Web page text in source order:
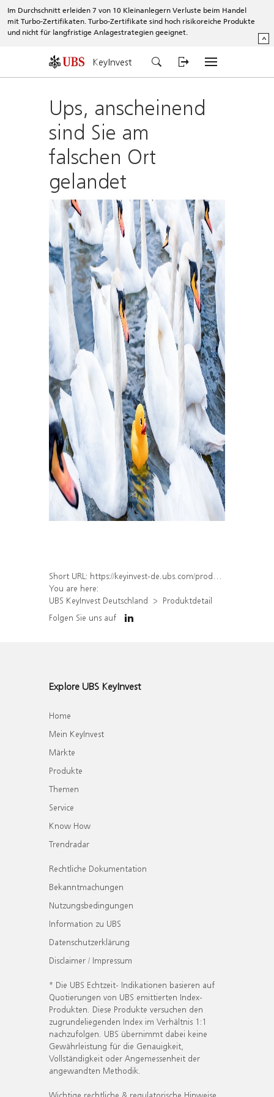
Im Durchschnitt erleiden 7 von 10 Kleinanlegern Verluste beim Handel
mit Turbo-Zertifikaten. Turbo-Zertifikate sind hoch risikoreiche Produkte
und nicht für langfristige Anlagestrategien geeignet.
^
KeyInvest
Ups, anscheinend
sind Sie am
falschen Ort
gelandet
Short URL: https://keyinvest-de.ubs.com/produkt/detail/index/isin/DE000WA76BP5
You are here:
UBS KeyInvest Deutschland
Produktdetail
Folgen Sie uns auf
Explore UBS KeyInvest
Home
Mein KeyInvest
Märkte
Produkte
Themen
Service
Know How
Trendradar
Rechtliche Dokumentation
Bekanntmachungen
Nutzungsbedingungen
Information zu UBS
Datenschutzerklärung
Disclaimer / Impressum
* Die UBS Echtzeit- Indikationen basieren auf
Quotierungen von UBS emittierten Index-
Produkten. Diese Produkte versuchen den
zugrundeliegenden Index im Verhältnis 1:1
nachzufolgen. UBS übernimmt dabei keine
Gewährleistung für die Genauigkeit,
Vollständigkeit oder Angemessenheit der
angewandten Methodik.